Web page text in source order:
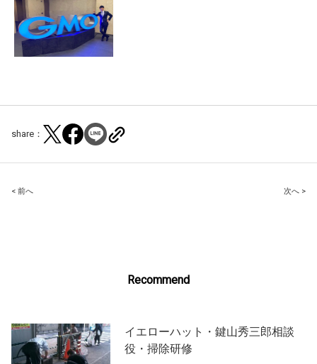
share：
Post
< 前へ 次へ >
Recommend
イエローハット・鍵山秀三郎相談
役・掃除研修